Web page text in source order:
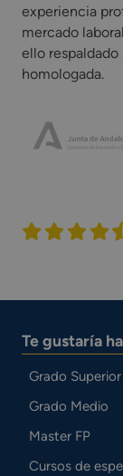
experiencia
mercado
ello
homologada.
Te gustaría
Grado Superior
Grado Medio
Master FP
Cursos de